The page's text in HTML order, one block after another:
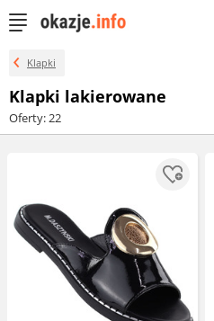
Klapki
Klapki lakierowane
Oferty: 22